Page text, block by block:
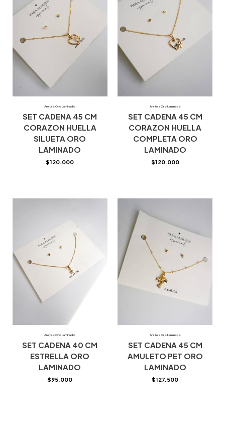
Aretes Oro Laminado
SET CADENA 45 CM
CORAZON HUELLA
SILUETA ORO
LAMINADO
$120.000
Aretes Oro Laminado
SET CADENA 45 CM
CORAZON HUELLA
COMPLETA ORO
LAMINADO
$120.000
Aretes Oro Laminado
SET CADENA 40 CM
ESTRELLA ORO
LAMINADO
$95.000
Aretes Oro Laminado
SET CADENA 45 CM
AMULETO PET ORO
LAMINADO
$127.500